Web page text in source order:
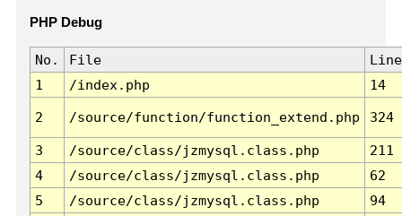
PHP Debug
No. File
Line
1
/index.php 14
2 /source/function/function_extend.php 324
3 /source/class/jzmysql.class.php
211
4
/source/class/jzmysql.class.php
62
5
/source/class/jzmysql.class.php
94